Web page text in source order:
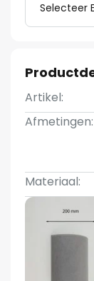
Selecteer
Artikel:
Afmetingen:
Materiaal: